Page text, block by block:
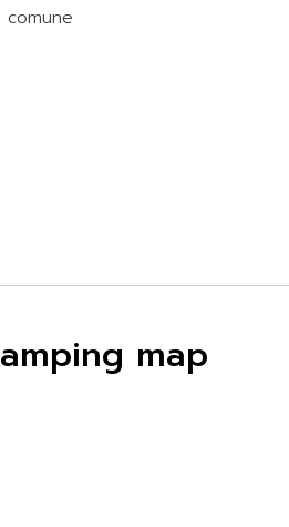
comune
map